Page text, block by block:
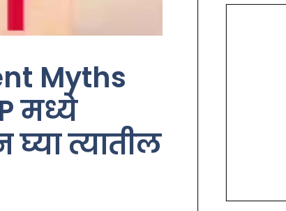
Myths
मध्ये
त्यातील